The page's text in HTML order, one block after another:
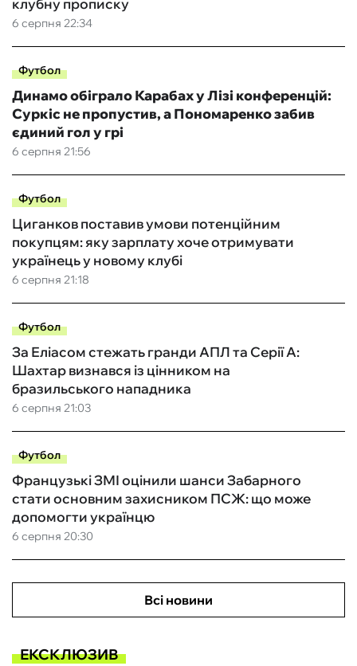
6 серпня 22:34
клубну прописку
Футбол
6 серпня 21:56
Динамо обіграло Карабах у Лізі конференцій:
Суркіс не пропустив, а Пономаренко забив
єдиний гол у грі
Футбол
6 серпня 21:18
Циганков поставив умови потенційним
покупцям: яку зарплату хоче отримувати
українець у новому клубі
Футбол
6 серпня 21:03
За Еліасом стежать гранди АПЛ та Серії А:
Шахтар визнався із цінником на
бразильського нападника
Футбол
6 серпня 20:30
Французькі ЗМІ оцінили шанси Забарного
стати основним захисником ПСЖ: що може
допомогти українцю
Всі новини
ЕКСКЛЮЗИВ